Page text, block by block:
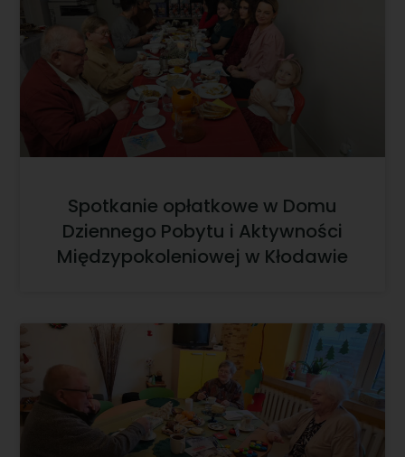
Spotkanie opłatkowe w Domu
Dziennego Pobytu i Aktywności
Międzypokoleniowej w Kłodawie